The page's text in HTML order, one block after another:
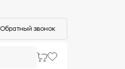
Обратный звонок